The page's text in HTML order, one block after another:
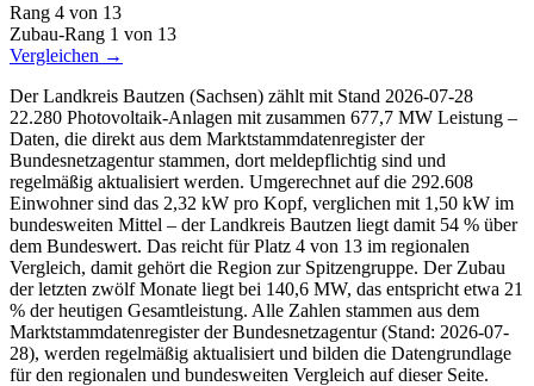
Rang 4 von 13
Zubau-Rang 1 von 13
Vergleichen →
Der Landkreis Bautzen (Sachsen) zählt mit Stand 2026-07-28
22.280 Photovoltaik-Anlagen mit zusammen 677,7 MW Leistung –
Daten, die direkt aus dem Marktstammdatenregister der
Bundesnetzagentur stammen, dort meldepflichtig sind und
regelmäßig aktualisiert werden. Umgerechnet auf die 292.608
Einwohner sind das 2,32 kW pro Kopf, verglichen mit 1,50 kW im
bundesweiten Mittel – der Landkreis Bautzen liegt damit 54 % über
dem Bundeswert. Das reicht für Platz 4 von 13 im regionalen
Vergleich, damit gehört die Region zur Spitzengruppe. Der Zubau
der letzten zwölf Monate liegt bei 140,6 MW, das entspricht etwa 21
% der heutigen Gesamtleistung. Alle Zahlen stammen aus dem
Marktstammdatenregister der Bundesnetzagentur (Stand: 2026-07-
28), werden regelmäßig aktualisiert und bilden die Datengrundlage
für den regionalen und bundesweiten Vergleich auf dieser Seite.